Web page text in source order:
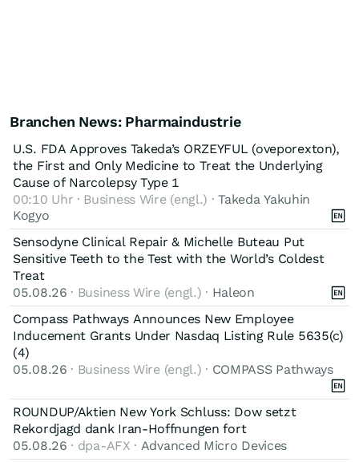
Branchen News: Pharmaindustrie
U.S. FDA Approves Takeda’s ORZEYFUL (oveporexton),
the First and Only Medicine to Treat the Underlying
Cause of Narcolepsy Type 1
00:10 Uhr · Business Wire (engl.) ·Takeda Yakuhin
Kogyo
Sensodyne Clinical Repair & Michelle Buteau Put
Sensitive Teeth to the Test with the World’s Coldest
Treat
05.08.26 · Business Wire (engl.) · Haleon
Compass Pathways Announces New Employee
Inducement Grants Under Nasdaq Listing Rule 5635(c)
(4)
05.08.26 · Business Wire (engl.) · COMPASS Pathways
ROUNDUP/Aktien New York Schluss: Dow setzt
Rekordjagd dank Iran-Hoffnungen fort
05.08.26 · dpa-AFX · Advanced Micro Devices